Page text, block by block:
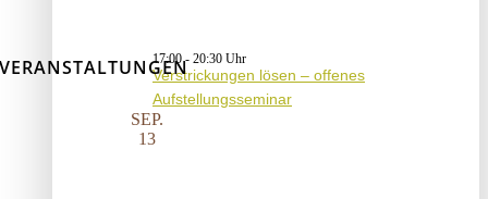
17:00- 20:30
Verstrickungen lösen – offenes
Aufstellungsseminar
SEP.
13
VERANSTALTUNGEN